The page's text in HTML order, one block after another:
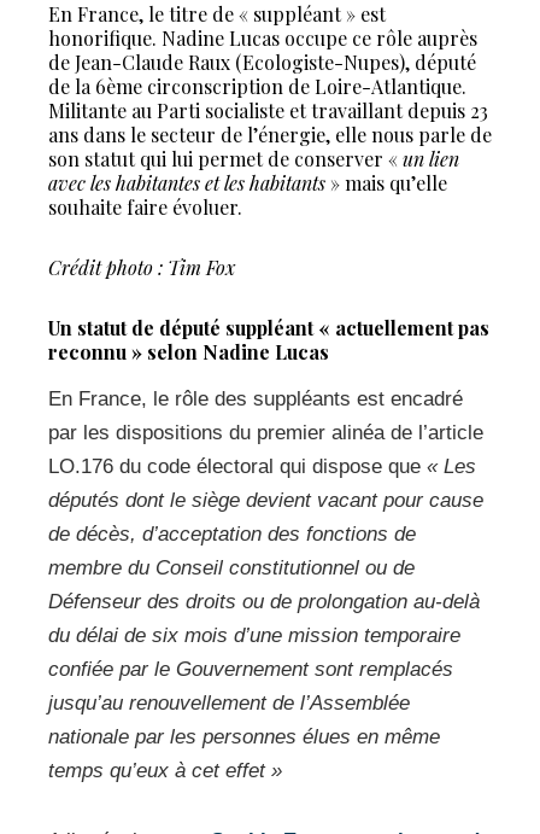
En France, le titre de « suppléant » est
honorifique. Nadine Lucas occupe ce rôle auprès
de Jean-Claude Raux (Ecologiste-Nupes), député
de la 6ème circonscription de Loire-Atlantique.
Militante au Parti socialiste et travaillant depuis 23
ans dans le secteur de l’énergie, elle nous parle de
son statut qui lui permet de conserver «un lien
avec les habitantes et les habitants » mais qu’elle
souhaite faire évoluer.
Crédit photo : Tim Fox
Un statut de député suppléant « actuellement pas
reconnu » selon Nadine Lucas
En France, le rôle des suppléants est encadré
par les dispositions du premier alinéa de l’article
LO.176 du code électoral qui dispose que « Les
députés dont le siège devient vacant pour cause
de décès, d’acceptation des fonctions de
membre du Conseil constitutionnel ou de
Défenseur des droits ou de prolongation au-delà
du délai de six mois d’une mission temporaire
confiée par le Gouvernement sont remplacés
jusqu’au renouvellement de l’Assemblée
nationale par les personnes élues en même
temps qu’eux à cet effet »